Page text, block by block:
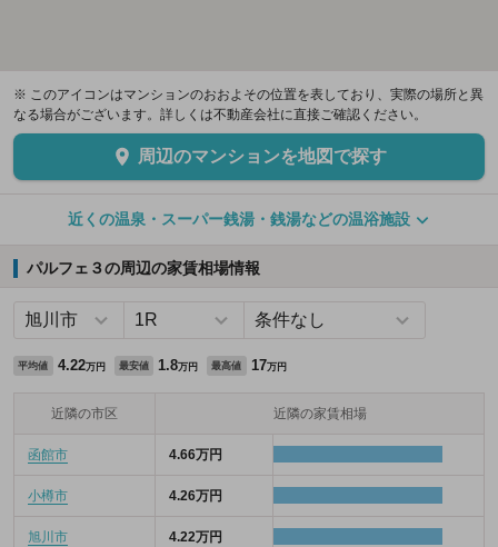
※ このアイコンはマンションのおおよその位置を表しており、実際の場所と異
なる場合がございます。詳しくは不動産会社に直接ご確認ください。
周辺のマンションを地図で探す
近くの温泉・スーパー銭湯・銭湯などの温浴施設
パルフェ３の周辺の家賃相場情報
平均値 4.22万円 最安値 1.8万円 最高値 17万円
近隣の市区 近隣の家賃相場
函館市 4.66万円
小樽市 4.26万円
旭川市 4.22万円